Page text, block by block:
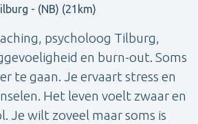
- (NB) (21km)
psycholoog Tilburg,
en burn-out. Soms
te gaan. Je ervaart stress en
Het leven voelt zwaar en
Je wilt zoveel maar soms is